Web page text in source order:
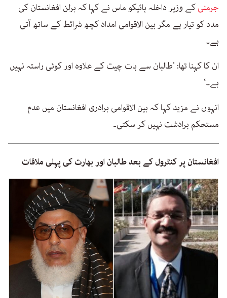
جرمنیکے وزیر داخلہ ہائیکو ماس نے کہا کہ برلن افغانستان کی
مدد کو تیار ہے مگر بین الاقوامی امداد کچھ شرائط کے ساتھ آتی
ہے۔
ان کا کہنا تھا: ’طالبان سے بات چیت کے علاوہ اور کوئی راستہ نہیں
ہے۔‘
انہوں نے مزید کہا کہ بین الاقوامی برادری افغانستان میں عدم
مستحکم برادشت نہیں کر سکتی۔
افغانستان پر کنٹرول کے بعد طالبان اور بھارت کی پہلی ملاقات